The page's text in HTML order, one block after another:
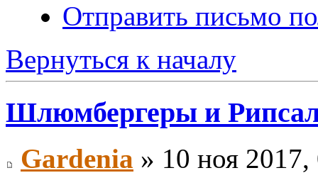
Отправить письмо
Вернуться к началу
Шлюмбергеры и
Gardenia » 10 ноя 2017,